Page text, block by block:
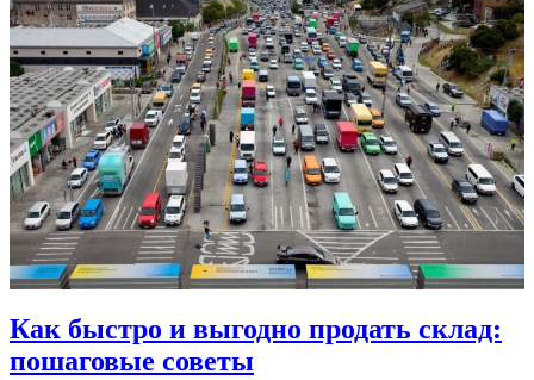
Как быстро и выгодно продать склад:
пошаговые советы